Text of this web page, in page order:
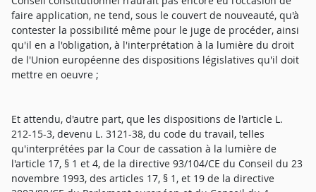
faire application, ne tend, sous le couvert de nouveauté, qu'à
contester la possibilité même pour le juge de procéder, ainsi
qu'il en a l'obligation, à l'interprétation à la lumière du droit
de l'Union européenne des dispositions législatives qu'il doit
mettre en oeuvre ;
Et attendu, d'autre part, que les dispositions de l'article L.
212-15-3, devenu L. 3121-38, du code du travail, telles
qu'interprétées par la Cour de cassation à la lumière de
l'article 17, § 1 et 4, de la directive 93/104/CE du Conseil du 23
novembre 1993, des articles 17, § 1, et 19 de la directive